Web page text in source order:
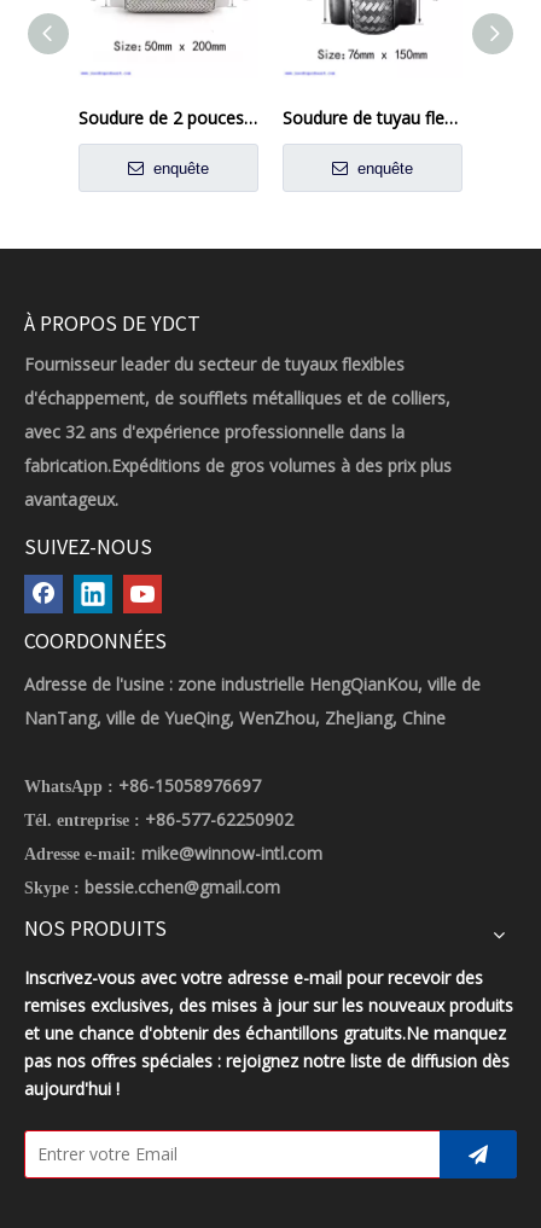
Soudure de 2 pouces x 8 pouces sur échappement flexi pipe de tuy
enquête
Soudure de tuyau flexi d'échappement sur la réparation du tube flexible du joint flexible 3 pouces x 6 pouces
enquête
À PROPOS DE YDCT
Fournisseur leader du secteur de tuyaux flexibles
d'échappement, de soufflets métalliques et de colliers,
avec 32 ans d'expérience professionnelle dans la
fabrication.Expéditions de gros volumes à des prix plus
avantageux.
SUIVEZ-NOUS
COORDONNÉES
Adresse de l'usine : zone industrielle HengQianKou, ville de
NanTang, ville de YueQing, WenZhou, ZheJiang, Chine
WhatsApp : +86-15058976697
Tél. entreprise : +86-577-62250902
Adresse e-mail: mike@winnow-intl.com
Skype : bessie.cchen@gmail.com
NOS PRODUITS
Inscrivez-vous avec votre adresse e-mail pour recevoir des
remises exclusives, des mises à jour sur les nouveaux produits
et une chance d'obtenir des échantillons gratuits.Ne manquez
pas nos offres spéciales : rejoignez notre liste de diffusion dès
aujourd'hui !